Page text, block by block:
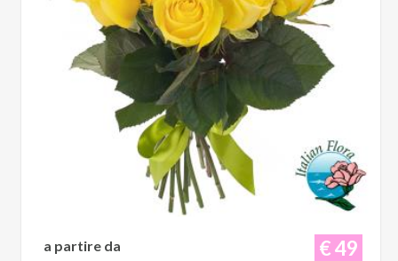
€ 49
a partire da